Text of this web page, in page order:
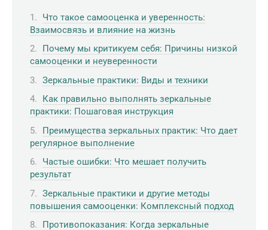
Что такое самооценка и уверенность:
Взаимосвязь и влияние на жизнь
Почему мы критикуем себя: Причины низкой
самооценки и неуверенности
Зеркальные практики: Виды и техники
Как правильно выполнять зеркальные
практики: Пошаговая инструкция
Преимущества зеркальных практик: Что дает
регулярное выполнение
Частые ошибки: Что мешает получить
результат
Зеркальные практики и другие методы
повышения самооценки: Комплексный подход
Противопоказания: Когда зеркальные